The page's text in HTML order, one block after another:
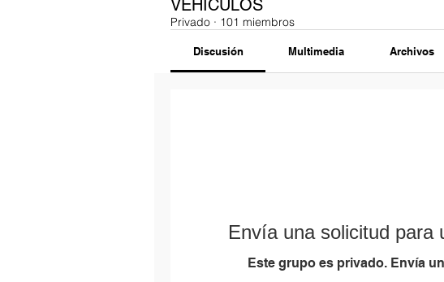
VEHÍCULOS
Privado · 101 miembros
Discusión Multimedia Archivos
Envía una solicitud para
Este grupo es privado. Envía